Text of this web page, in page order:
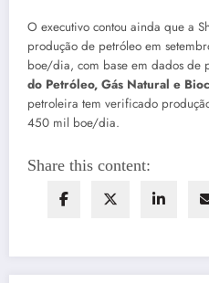
O executivo contou ainda que a
produção de petróleo em
boe/dia, com base em dados de
do Petróleo, Gás Natural e
petroleira tem verificado
450 mil boe/dia.
Share this content: